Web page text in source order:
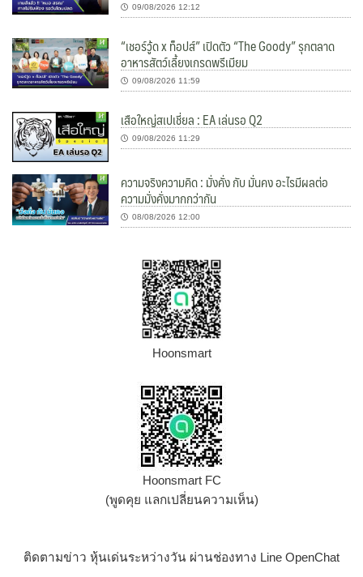
09/08/2026 12:12
“เชอร์วู้ด x ท็อปส์” เปิดตัว “The Goody” รุกตลาด
อาหารสัตว์เลี้ยงเกรดพรีเมียม
09/08/2026 11:59
เสือใหญ่สเปเชี่ยล : EA เล่นรอ Q2
09/08/2026 11:29
ความจริงความคิด : มั่งคั่ง กับ มั่นคง อะไรมีผลต่อ
ความมั่งคั่งมากกว่ากัน
08/08/2026 12:00
Hoonsmart
Hoonsmart FC
(พูดคุย แลกเปลี่ยนความเห็น)
ติดตามข่าว หุ้นเด่นระหว่างวัน ผ่านช่องทาง Line OpenChat